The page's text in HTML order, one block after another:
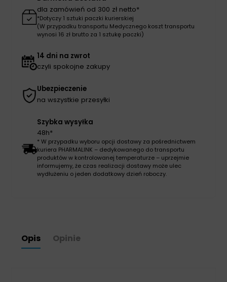
dla zamówień od 300 zł netto*
*Dotyczy 1 sztuki paczki kurierskiej
(W przypadku transportu Medycznego koszt transportu
wynosi 16 zł brutto za 1 sztukę paczki)
14 dni na zwrot
czyli spokojne zakupy
Ubezpieczenie
na wszystkie przesyłki
Szybka wysyłka
48h*
* W przypadku wyboru opcji dostawy za pośrednictwem
kuriera PHARMALINK – dedykowanego do transportu
produktów w kontrolowanej temperaturze – uprzejmie
informujemy, że czas realizacji dostawy może ulec
wydłużeniu o jeden dodatkowy dzień roboczy.
Opis Opinie